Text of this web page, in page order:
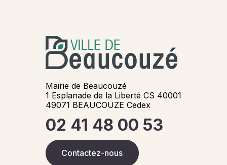
Mairie de Beaucouzé
1 Esplanade de la Liberté CS 40001
49071 BEAUCOUZE Cedex
02 41 48 00 53
Contactez-nous